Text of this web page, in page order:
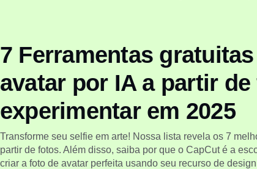
7 Ferramentas
avatar por IA a partir
experimentar em 2025
Transforme seu selfie em arte! Nossa lista revela os 7
partir de fotos. Além disso, saiba por que o CapCut é a
criar a foto de avatar perfeita usando seu recurso de